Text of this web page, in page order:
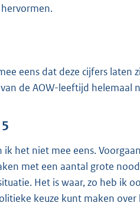
eens dat deze cijfers
de AOW-leeftijd helemaal
ik het niet mee eens.
met een aantal grote
Het is waar, zo heb ik
keuze kunt maken